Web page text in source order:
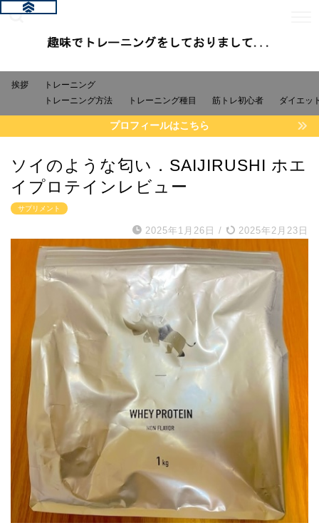
挨拶
トレーニング
トレーニング方法
トレーニング種目 筋トレ初心者 ダイエッ
プロフィールはこちら
ソイのような匂い．SAIJIRUSHI ホエ
イプロテインレビュー
サプリメント
2025年1月26日 / 2025年2月23日